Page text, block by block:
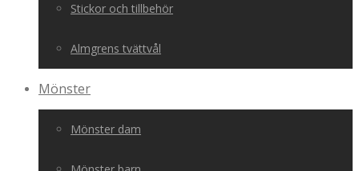
Stickor och tillbehör
Almgrens tvättvål
Mönster
Mönster dam